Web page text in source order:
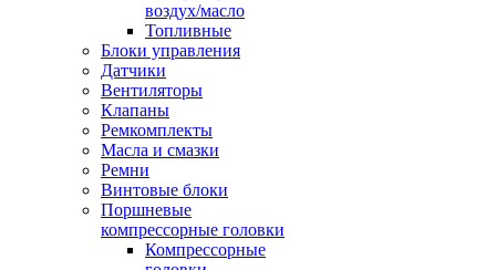
воздух/масло
Топливные
Блоки управления
Датчики
Вентиляторы
Клапаны
Ремкомплекты
Масла и смазки
Ремни
Винтовые блоки
Поршневые
компрессорные головки
Компрессорные